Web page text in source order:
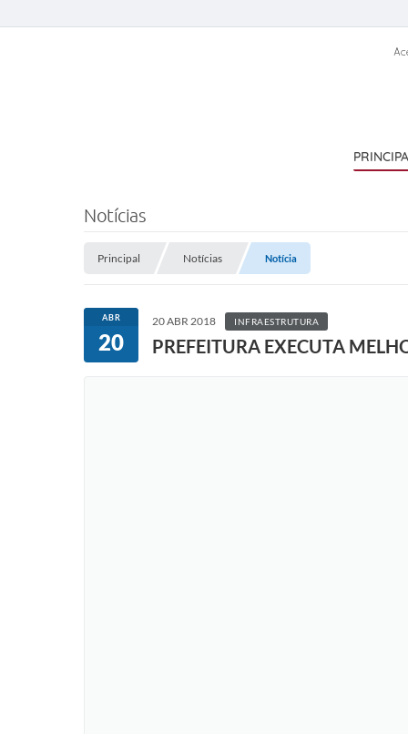
Notícias
Principal Notícias Notícia
ABR
20
20 ABR 2018 INFRAESTRUTURA
PREFEITURA EXECUTA